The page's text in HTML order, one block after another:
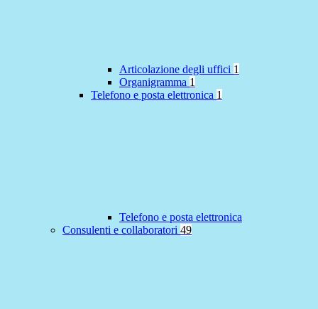
Articolazione degli uffici 1
Organigramma 1
Telefono e posta elettronica 1
Telefono e posta elettronica
Consulenti e collaboratori 49